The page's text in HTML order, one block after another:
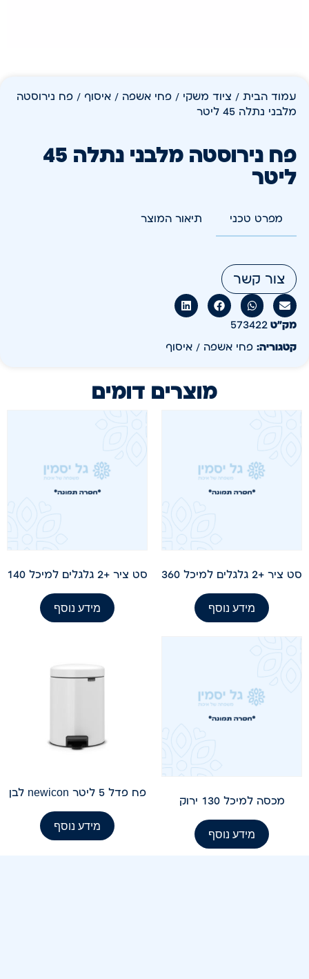
עמוד הבית / ציוד משקי / פחי אשפה / איסוף / פח נירוסטה
מלבני נתלה 45 ליטר
פח נירוסטה מלבני נתלה 45
ליטר
מפרט טכני תיאור המוצר
צור קשר
מק״ט 573422
קטגוריה: פחי אשפה / איסוף
מוצרים דומים
סט ציר +2 גלגלים למיכל 360
מידע נוסף
סט ציר +2 גלגלים למיכל 140
מידע נוסף
מכסה למיכל 130 ירוק
מידע נוסף
פח פדל 5 ליטר newicon לבן
מידע נוסף